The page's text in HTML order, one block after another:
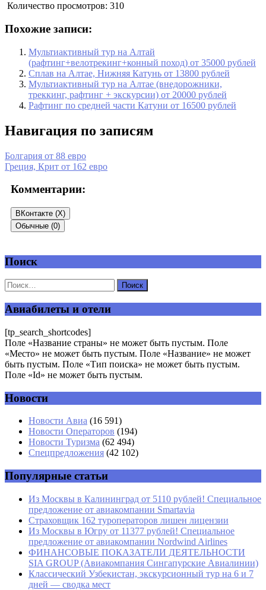
Количество просмотров: 310
Похожие записи:
Мультиактивный тур на Алтай
(рафтинг+велотрекинг+конный поход) от 35000 рублей
Сплав на Алтае, Нижняя Катунь от 13800 рублей
Мультиактивный тур на Алтае (внедорожники,
треккинг, рафтинг + экскурсии) от 20000 рублей
Рафтинг по средней части Катуни от 16500 рублей
Навигация по записям
Болгария от 88 евро
Греция, Крит от 162 евро
Комментарии:
ВКонтакте (X)
Обычные (0)
Добавить комментарий
Ваш адрес email не будет опубликован.
Имя *
Email*
Поиск
Авиабилеты и отели
[tp_search_shortcodes]
Поле «Название страны» не может быть пустым. Поле
«Место» не может быть пустым. Поле «Название» не может
быть пустым. Поле «Тип поиска» не может быть пустым.
Поле «Id» не может быть пустым.
Новости
Новости Авиа (16 591)
Новости Операторов (194)
Новости Туризма (62 494)
Спецпредложения (42 102)
Популярные статьи
Из Москвы в Калининград от 5110 рублей! Специальное
предложение от авиакомпании Smartavia
Страховщик 162 туроператоров лишен лицензии
Из Москвы в Югру от 11377 рублей! Специальное
предложение от авиакомпании Nordwind Airlines
ФИНАНСОВЫЕ ПОКАЗАТЕЛИ ДЕЯТЕЛЬНОСТИ
SIA GROUP (Авиакомпания Сингапурские Авиалинии)
Классический Узбекистан, экскурсионный тур на 6 и 7
дней — сводка мест